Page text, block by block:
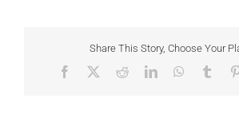
Share This Story, Choose Your
Facebook RedditLinkedInWhatsApp